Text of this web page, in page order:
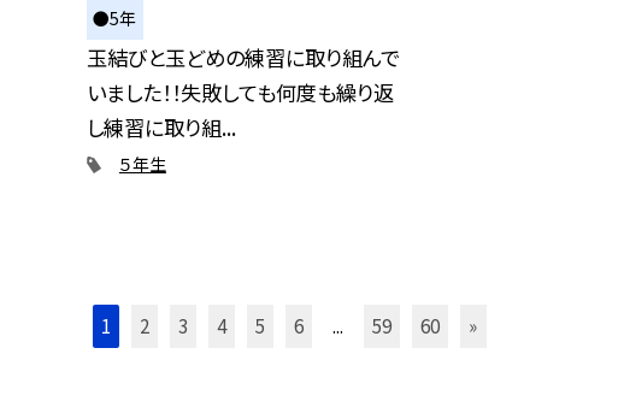
●5年
玉結びと玉どめの練習に取り組んで
いました！！失敗しても何度も繰り返
し練習に取り組...
５年生
1 2 3 4 5 6 ... 59 60 »